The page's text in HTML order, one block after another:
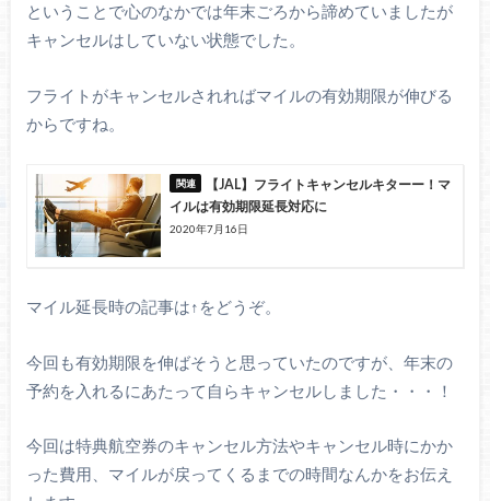
ということで心のなかでは年末ごろから諦めていましたが
キャンセルはしていない状態でした。
フライトがキャンセルされればマイルの有効期限が伸びる
からですね。
【JAL】フライトキャンセルキターー！マ
イルは有効期限延長対応に
2020年7月16日
マイル延長時の記事は↑をどうぞ。
今回も有効期限を伸ばそうと思っていたのですが、年末の
予約を入れるにあたって自らキャンセルしました・・・！
今回は特典航空券のキャンセル方法やキャンセル時にかか
った費用、マイルが戻ってくるまでの時間なんかをお伝え